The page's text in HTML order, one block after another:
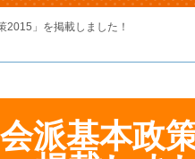
2015」を掲載しました！
会派基本政